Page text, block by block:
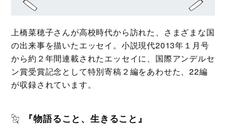
上橋菜穂子さんが高校時代から訪れた、さまざまな国
の出来事を描いたエッセイ。小説現代2013年１月号
から約２年間連載されたエッセイに、国際アンデルセ
ン賞受賞記念として特別寄稿２編をあわせた、22編
が収録されています。
『物語ること、生きること』